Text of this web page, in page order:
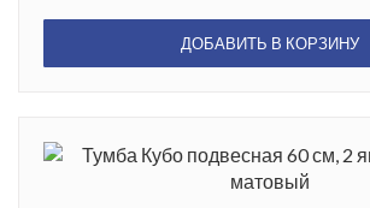
ДОБАВИТЬ В КОРЗИНУ